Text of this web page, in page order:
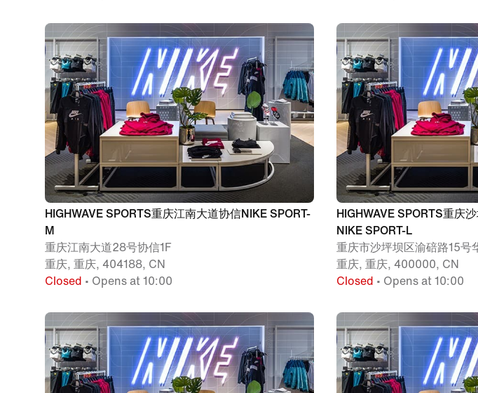
HIGHWAVE SPORTS重庆江南大道协信NIKE SPORT-
M
重庆江南大道28号协信1F
重庆, 重庆, 404188, CN
Closed • Opens at 10:00
HIGHWAVE SPORTS重庆
NIKE SPORT-L
重庆市沙坪坝区渝碚路15号
重庆, 重庆, 400000, CN
Closed • Opens at 10:00